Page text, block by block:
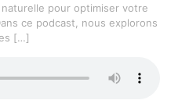
pour optimiser votre
ce podcast, nous explorons
[…]